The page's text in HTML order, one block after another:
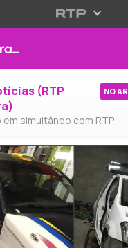
(RTP
em simultâneo com RTP
NO AR